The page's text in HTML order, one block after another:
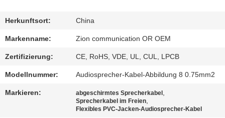
ZITAT
SITEMAP
POLICY
Herkunftsort: China
Markenname: Zion communication OR OEM
Zertifizierung: CE, RoHS, VDE, UL, CUL, LPCB
Modellnummer: Audiosprecher-Kabel-Abbildung 8 0.75mm2
Markieren: abgeschirmtes Sprecherkabel ,
Sprecherkabel im Freien,
Flexibles PVC-Jacken-Audiosprecher-Kabel